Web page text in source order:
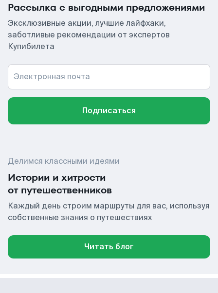
Рассылка с выгодными предложениями
Эксклюзивные акции, лучшие лайфхаки,
заботливые рекомендации от экспертов
Купибилета
Электронная почта
Подписаться
Делимся классными идеями
Истории и хитрости
от путешественников
Каждый день строим маршруты для вас, используя
собственные знания о путешествиях
Читать блог